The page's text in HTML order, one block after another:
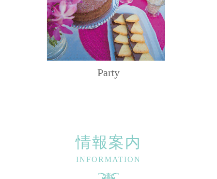
Party
情報案内
INFORMATION